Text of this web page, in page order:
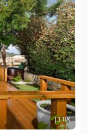
אורבן